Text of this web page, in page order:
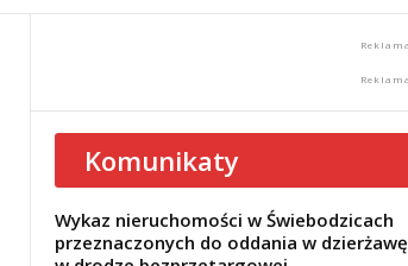
Komunikaty
Wykaz nieruchomości w Świebodzicach
przeznaczonych do oddania w dzierżawę